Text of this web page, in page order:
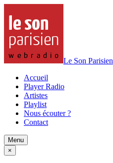
Le Son Parisien
Accueil
Player Radio
Artistes
Playlist
Nous écouter ?
Contact
Menu
×